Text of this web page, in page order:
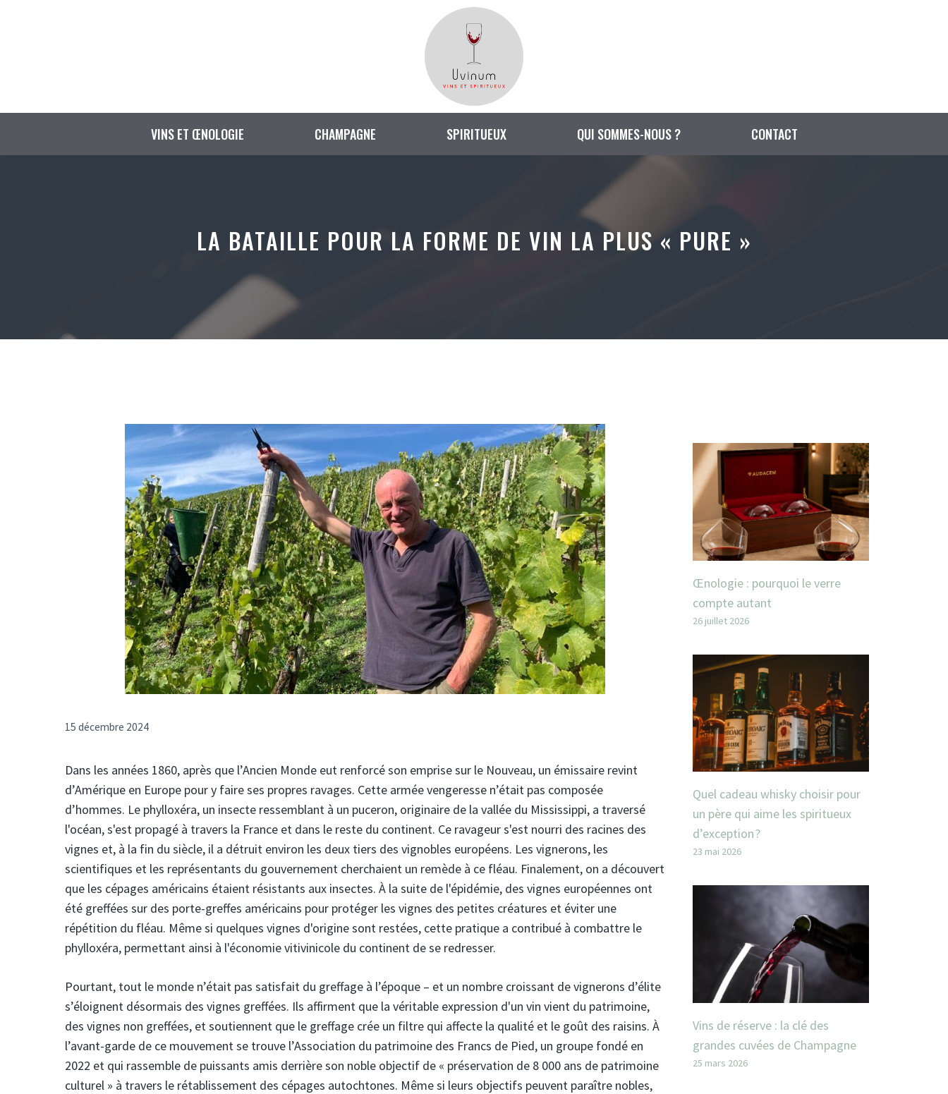
VINS ET ŒNOLOGIE CHAMPAGNE SPIRITUEUX QUI SOMMES-NOUS ? CONTACT
LA BATAILLE POUR LA FORME DE VIN LA PLUS « PURE »
15 décembre 2024
Dans les années 1860, après que l’Ancien Monde eut renforcé son emprise sur le Nouveau, un émissaire revint
d’Amérique en Europe pour y faire ses propres ravages. Cette armée vengeresse n’était pas composée
d’hommes. Le phylloxéra, un insecte ressemblant à un puceron, originaire de la vallée du Mississippi, a traversé
l'océan, s'est propagé à travers la France et dans le reste du continent. Ce ravageur s'est nourri des racines des
vignes et, à la fin du siècle, il a détruit environ les deux tiers des vignobles européens. Les vignerons, les
scientifiques et les représentants du gouvernement cherchaient un remède à ce fléau. Finalement, on a découvert
que les cépages américains étaient résistants aux insectes. À la suite de l'épidémie, des vignes européennes ont
été greffées sur des porte-greffes américains pour protéger les vignes des petites créatures et éviter une
répétition du fléau. Même si quelques vignes d'origine sont restées, cette pratique a contribué à combattre le
phylloxéra, permettant ainsi à l'économie vitivinicole du continent de se redresser.
Pourtant, tout le monde n’était pas satisfait du greffage à l’époque – et un nombre croissant de vignerons d’élite
s’éloignent désormais des vignes greffées. Ils affirment que la véritable expression d'un vin vient du patrimoine,
des vignes non greffées, et soutiennent que le greffage crée un filtre qui affecte la qualité et le goût des raisins. À
l’avant-garde de ce mouvement se trouve l’Association du patrimoine des Francs de Pied, un groupe fondé en
2022 et qui rassemble de puissants amis derrière son noble objectif de « préservation de 8 000 ans de patrimoine
culturel » à travers le rétablissement des cépages autochtones. Même si leurs objectifs peuvent paraître nobles,
Œnologie : pourquoi le verre
compte autant
26 juillet 2026
Quel cadeau whisky choisir pour
un père qui aime les spiritueux
d’exception ?
23 mai 2026
Vins de réserve : la clé des
grandes cuvées de Champagne
25 mars 2026